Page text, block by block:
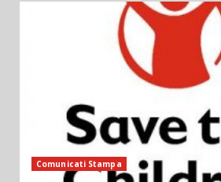
Comunicati Stampa